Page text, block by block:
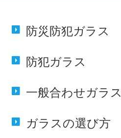
防災防犯ガラス
防犯ガラス
一般合わせガラス
ガラスの選び方